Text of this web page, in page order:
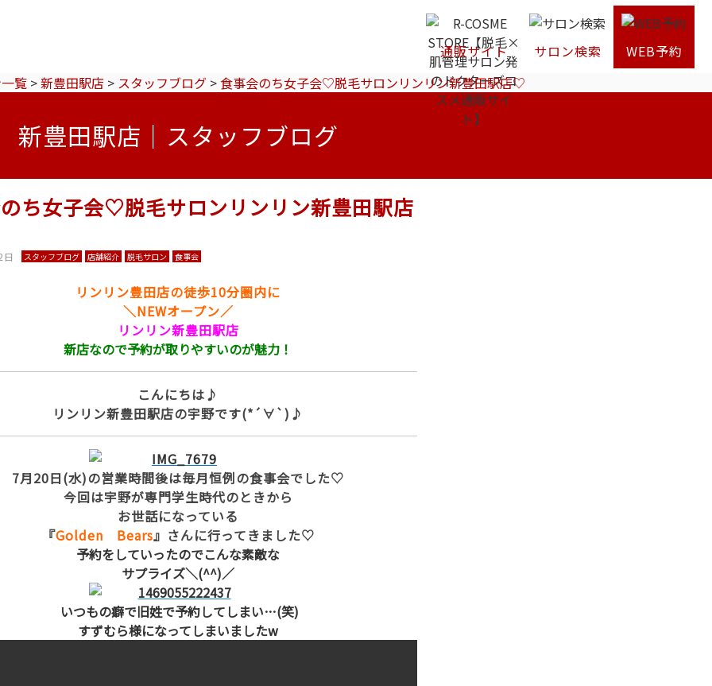
通販サイト サロン検索
WEB予約
覧 >新豊田駅店 > スタッフブログ >食事会のち女子会♡脱毛サロンリンリン新豊田駅店♡
新豊田駅店｜スタッフブログ
ち女子会♡脱毛サロンリンリン新豊田駅店
スタッフブログ 店舗紹介 脱毛サロン 食事会
リンリン豊田店の徒歩10分圏内に
＼NEWオープン／
リンリン新豊田駅店
新店なので予約が取りやすいのが魅力！
こんにちは♪
リンリン新豊田駅店の宇野です(*´∀`)♪
7月20日(水)の営業時間後は毎月恒例の食事会でした♡
今回は宇野が専門学生時代のときから
お世話になっている
『Golden Bears』さんに行ってきました♡
予約をしていったのでこんな素敵な
サプライズ＼(^^)／
いつもの癖で旧姓で予約してしまい…(笑)
すずむら様になってしまいましたw